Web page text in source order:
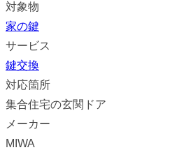
対象物
家の鍵
サービス
鍵交換
対応箇所
集合住宅の玄関ドア
メーカー
MIWA